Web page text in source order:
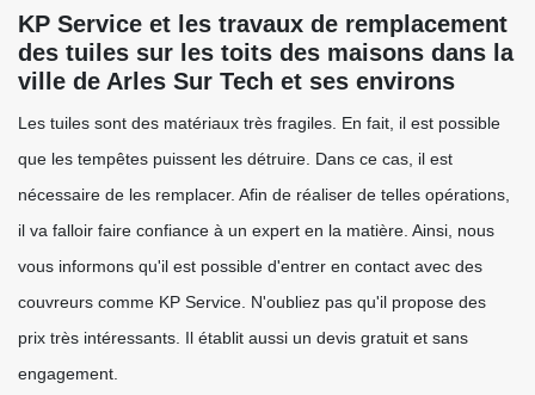
KP Service et les travaux de remplacement
des tuiles sur les toits des maisons dans la
ville de Arles Sur Tech et ses environs
Les tuiles sont des matériaux très fragiles. En fait, il est possible
que les tempêtes puissent les détruire. Dans ce cas, il est
nécessaire de les remplacer. Afin de réaliser de telles opérations,
il va falloir faire confiance à un expert en la matière. Ainsi, nous
vous informons qu'il est possible d'entrer en contact avec des
couvreurs comme KP Service. N'oubliez pas qu'il propose des
prix très intéressants. Il établit aussi un devis gratuit et sans
engagement.